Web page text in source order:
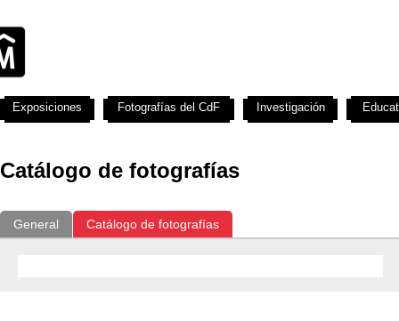
Catálogo de fotografías
General Catálogo de fotografías
Exposiciones Fotografías del CdF Investigación